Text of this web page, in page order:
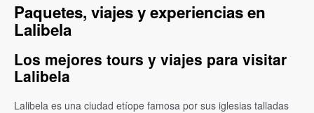
Paquetes, viajes y experiencias en
Lalibela
Los mejores tours y viajes para visitar
Lalibela
Lalibela es una ciudad etíope famosa por sus iglesias talladas